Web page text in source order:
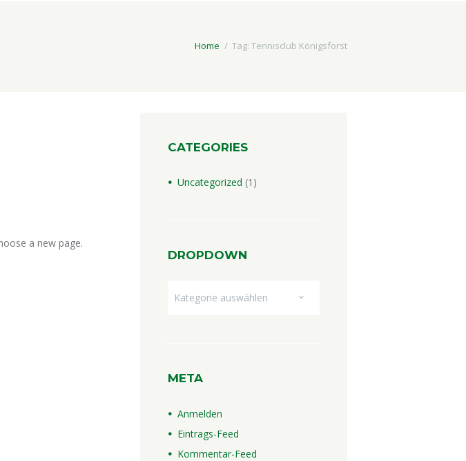
Home Tag: Tennisclub Königsforst
a new page.
CATEGORIES
Uncategorized (1)
DROPDOWN
META
Anmelden
Eintrags-Feed
Kommentar-Feed